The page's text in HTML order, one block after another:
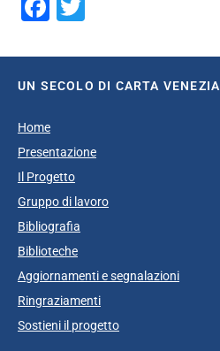
UN SECOLO DI CARTA VENEZIA
Home
Presentazione
Il Progetto
Gruppo di lavoro
Bibliografia
Biblioteche
Aggiornamenti e segnalazioni
Ringraziamenti
Sostieni il progetto